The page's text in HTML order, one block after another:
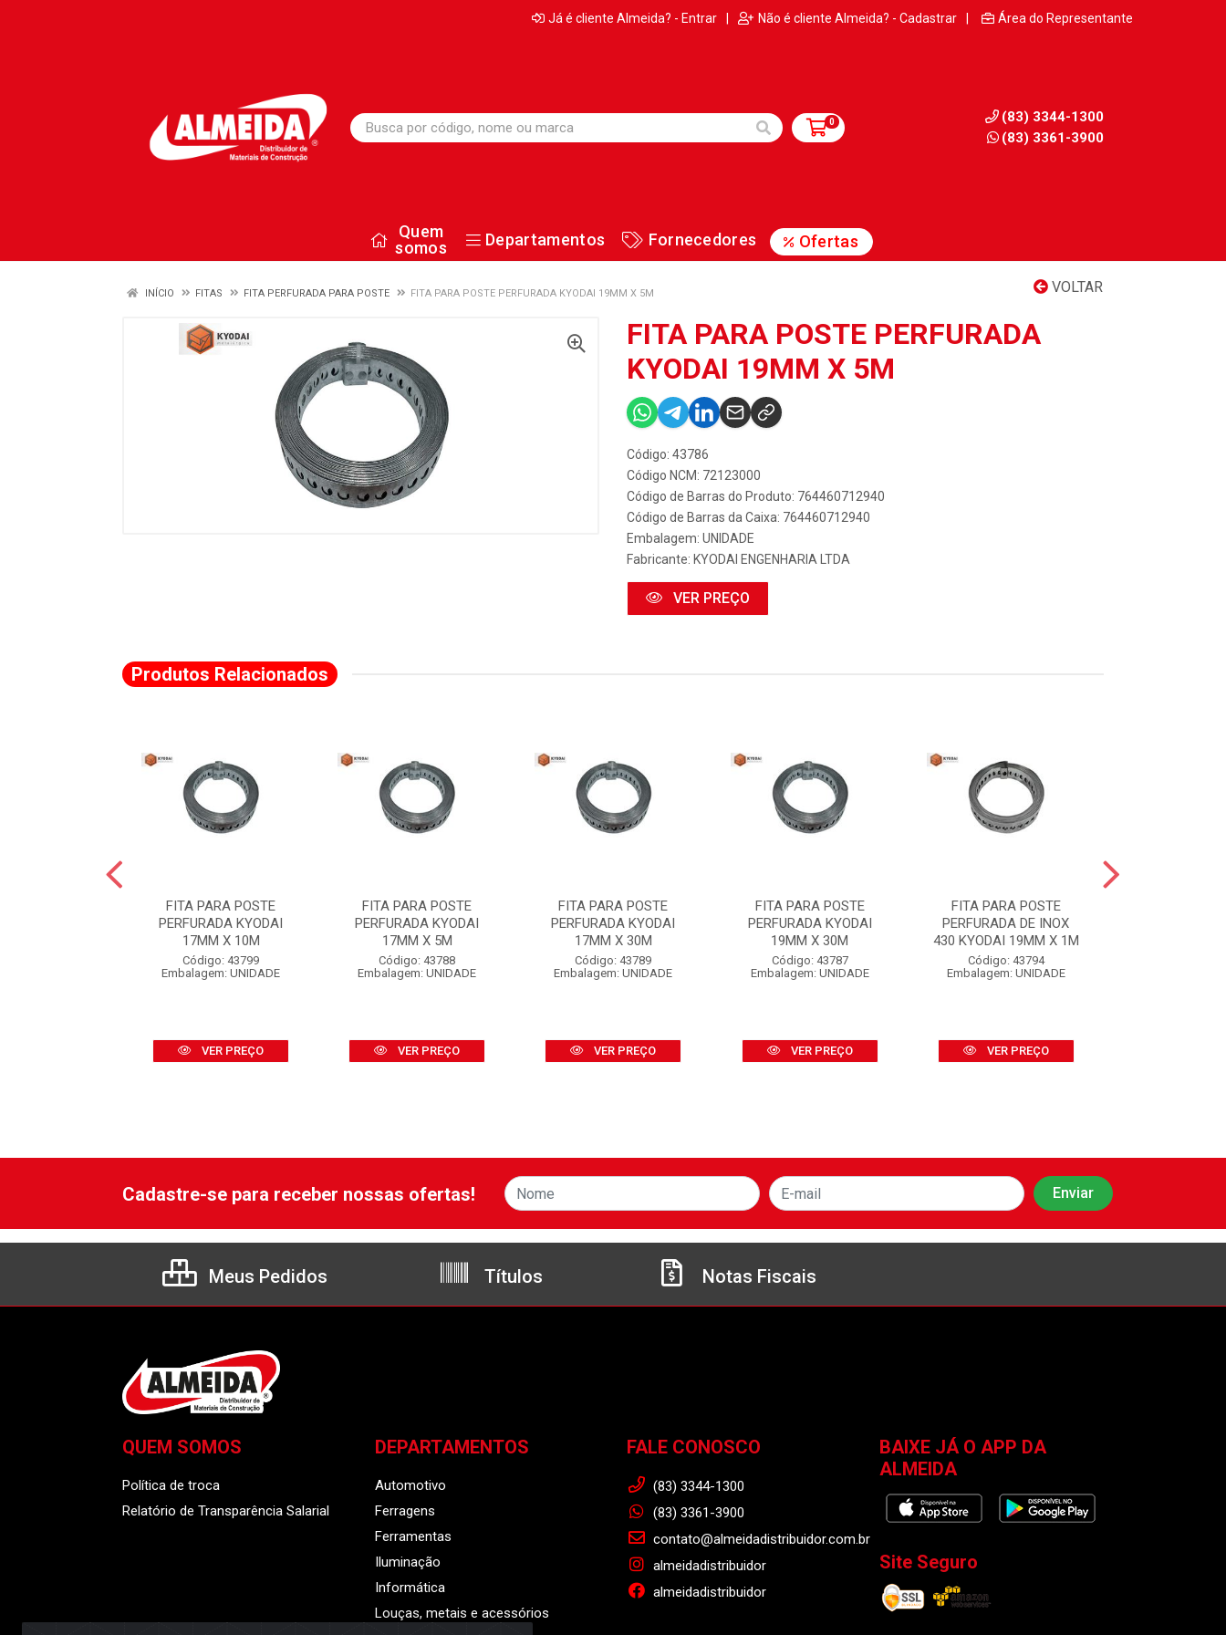
Já é cliente Almeida? - Entrar | Não é cliente Almeida? - Cadastrar | Área do Representante
0
(83) 3344-1300
(83) 3361-3900
Quem
somos
Departamentos Fornecedores Ofertas
VOLTAR
INÍCIO FITAS FITA PERFURADA PARA POSTE FITA PARA POSTE PERFURADA KYODAI 19MM X 5M
FITA PARA POSTE PERFURADA
KYODAI 19MM X 5M
Código: 43786
Código NCM: 72123000
Código de Barras do Produto: 764460712940
Código de Barras da Caixa: 764460712940
Embalagem: UNIDADE
Fabricante: KYODAI ENGENHARIA LTDA
VER PREÇO
Produtos Relacionados
FITA PARA POSTE
PERFURADA KYODAI
17MM X 10M
Código: 43799
Embalagem: UNIDADE
VER PREÇO
FITA PARA POSTE
PERFURADA KYODAI
17MM X 5M
Código: 43788
Embalagem: UNIDADE
VER PREÇO
FITA PARA POSTE
PERFURADA KYODAI
17MM X 30M
Código: 43789
Embalagem: UNIDADE
VER PREÇO
FITA PARA POSTE
PERFURADA KYODAI
19MM X 30M
Código: 43787
Embalagem: UNIDADE
VER PREÇO
FITA PARA POSTE
PERFURADA DE INOX
430 KYODAI 19MM X 1M
Código: 43794
Embalagem: UNIDADE
VER PREÇO
Cadastre-se para receber nossas ofertas!
Meus Pedidos Títulos Notas Fiscais
QUEM SOMOS
Política de troca
Relatório de Transparência Salarial
DEPARTAMENTOS
Automotivo
Ferragens
Ferramentas
Iluminação
Informática
Louças, metais e acessórios
FALE CONOSCO
(83) 3344-1300
(83) 3361-3900
contato@almeidadistribuidor.com.br
almeidadistribuidor
almeidadistribuidor
BAIXE JÁ O APP DA
ALMEIDA
Site Seguro